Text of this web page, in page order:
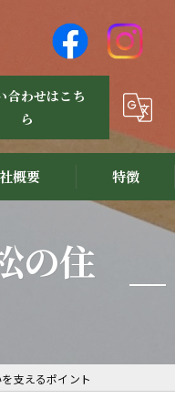
合わせはこち
ら
概要 特徴
リノベーション
注文住宅
の住
支えるポイント